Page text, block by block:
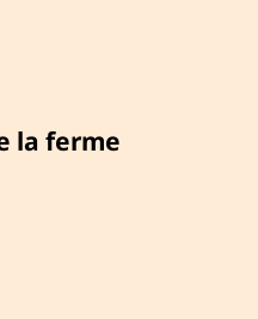
la ferme